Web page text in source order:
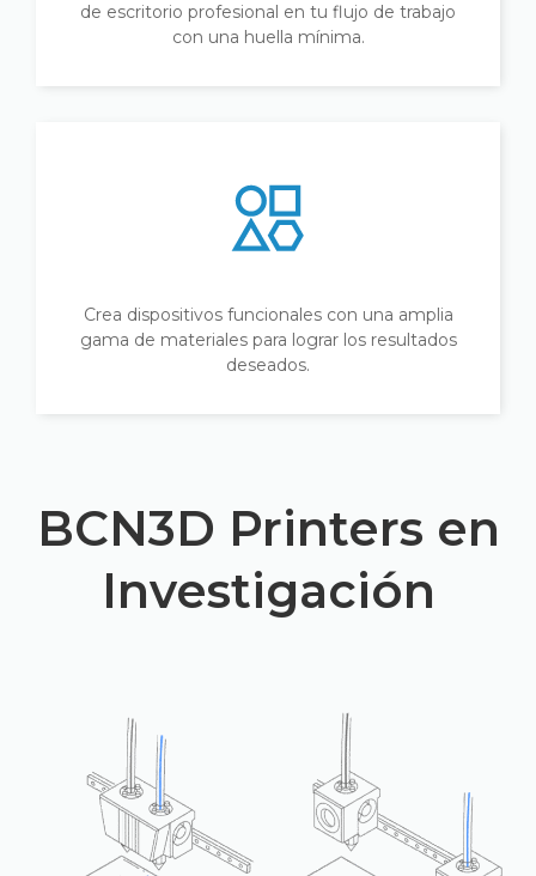
de escritorio profesional en tu flujo de trabajo
con una huella mínima.
Crea dispositivos funcionales con una amplia
gama de materiales para lograr los resultados
deseados.
BCN3D Printers en
Investigación